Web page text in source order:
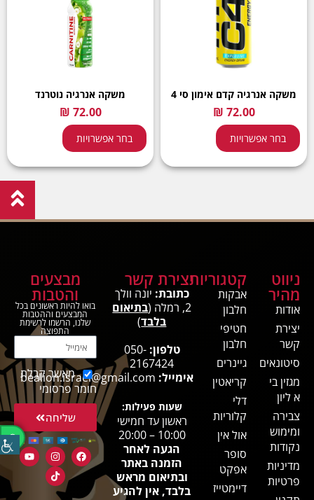
משקה אנרגיה קדם אימון סי 4
‏72.00 ₪
בחר אפשרויות
משקה אנרגיה נוטרנד
‏72.00 ₪
בחר אפשרויות
ניווט
מהיר
אודות
יצירת
קשר
סיטונאים
מגזין בי
א ליון
צבירה
ומימוש
נקודות
מדיניות
פרטיות
קטגוריות
אבקות
חלבון
חטיפי
חלבון
גיינרים
קריאטין
דלי
קלוריות
אול אין
סופר
אפקט
דיימטייז
יצירת קשר
כתובת: יונה וולך
2, רמלה (
בתיאום
בלבד)
טלפון: 050-
2167424
אימייל: bealion.israel@gmail.com
שעות פעילות:
ראשון עד חמישי
10:00 – 20:00
הגעה לאחר
הזמנה באתר
ובתיאום מראש
בלבד, אין להגיע
מבצעים
והטבות
בואו להיות ראשונים בכל
המבצעים וההטבות
שלנו, הרשמו לרשימת
התפוצה
מאשר קבלת
חומר פרסומי
שליחה